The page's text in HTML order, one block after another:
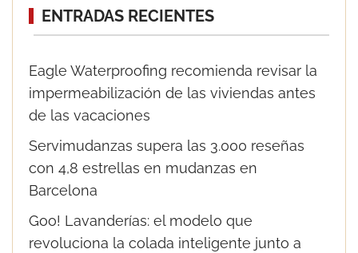
ENTRADAS RECIENTES
Eagle Waterproofing recomienda revisar la
impermeabilización de las viviendas antes
de las vacaciones
Servimudanzas supera las 3.000 reseñas
con 4,8 estrellas en mudanzas en
Barcelona
Goo! Lavanderías: el modelo que
revoluciona la colada inteligente junto a